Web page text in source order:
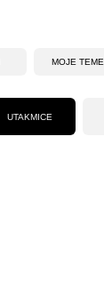
MOJE TEME
UTAKMICE